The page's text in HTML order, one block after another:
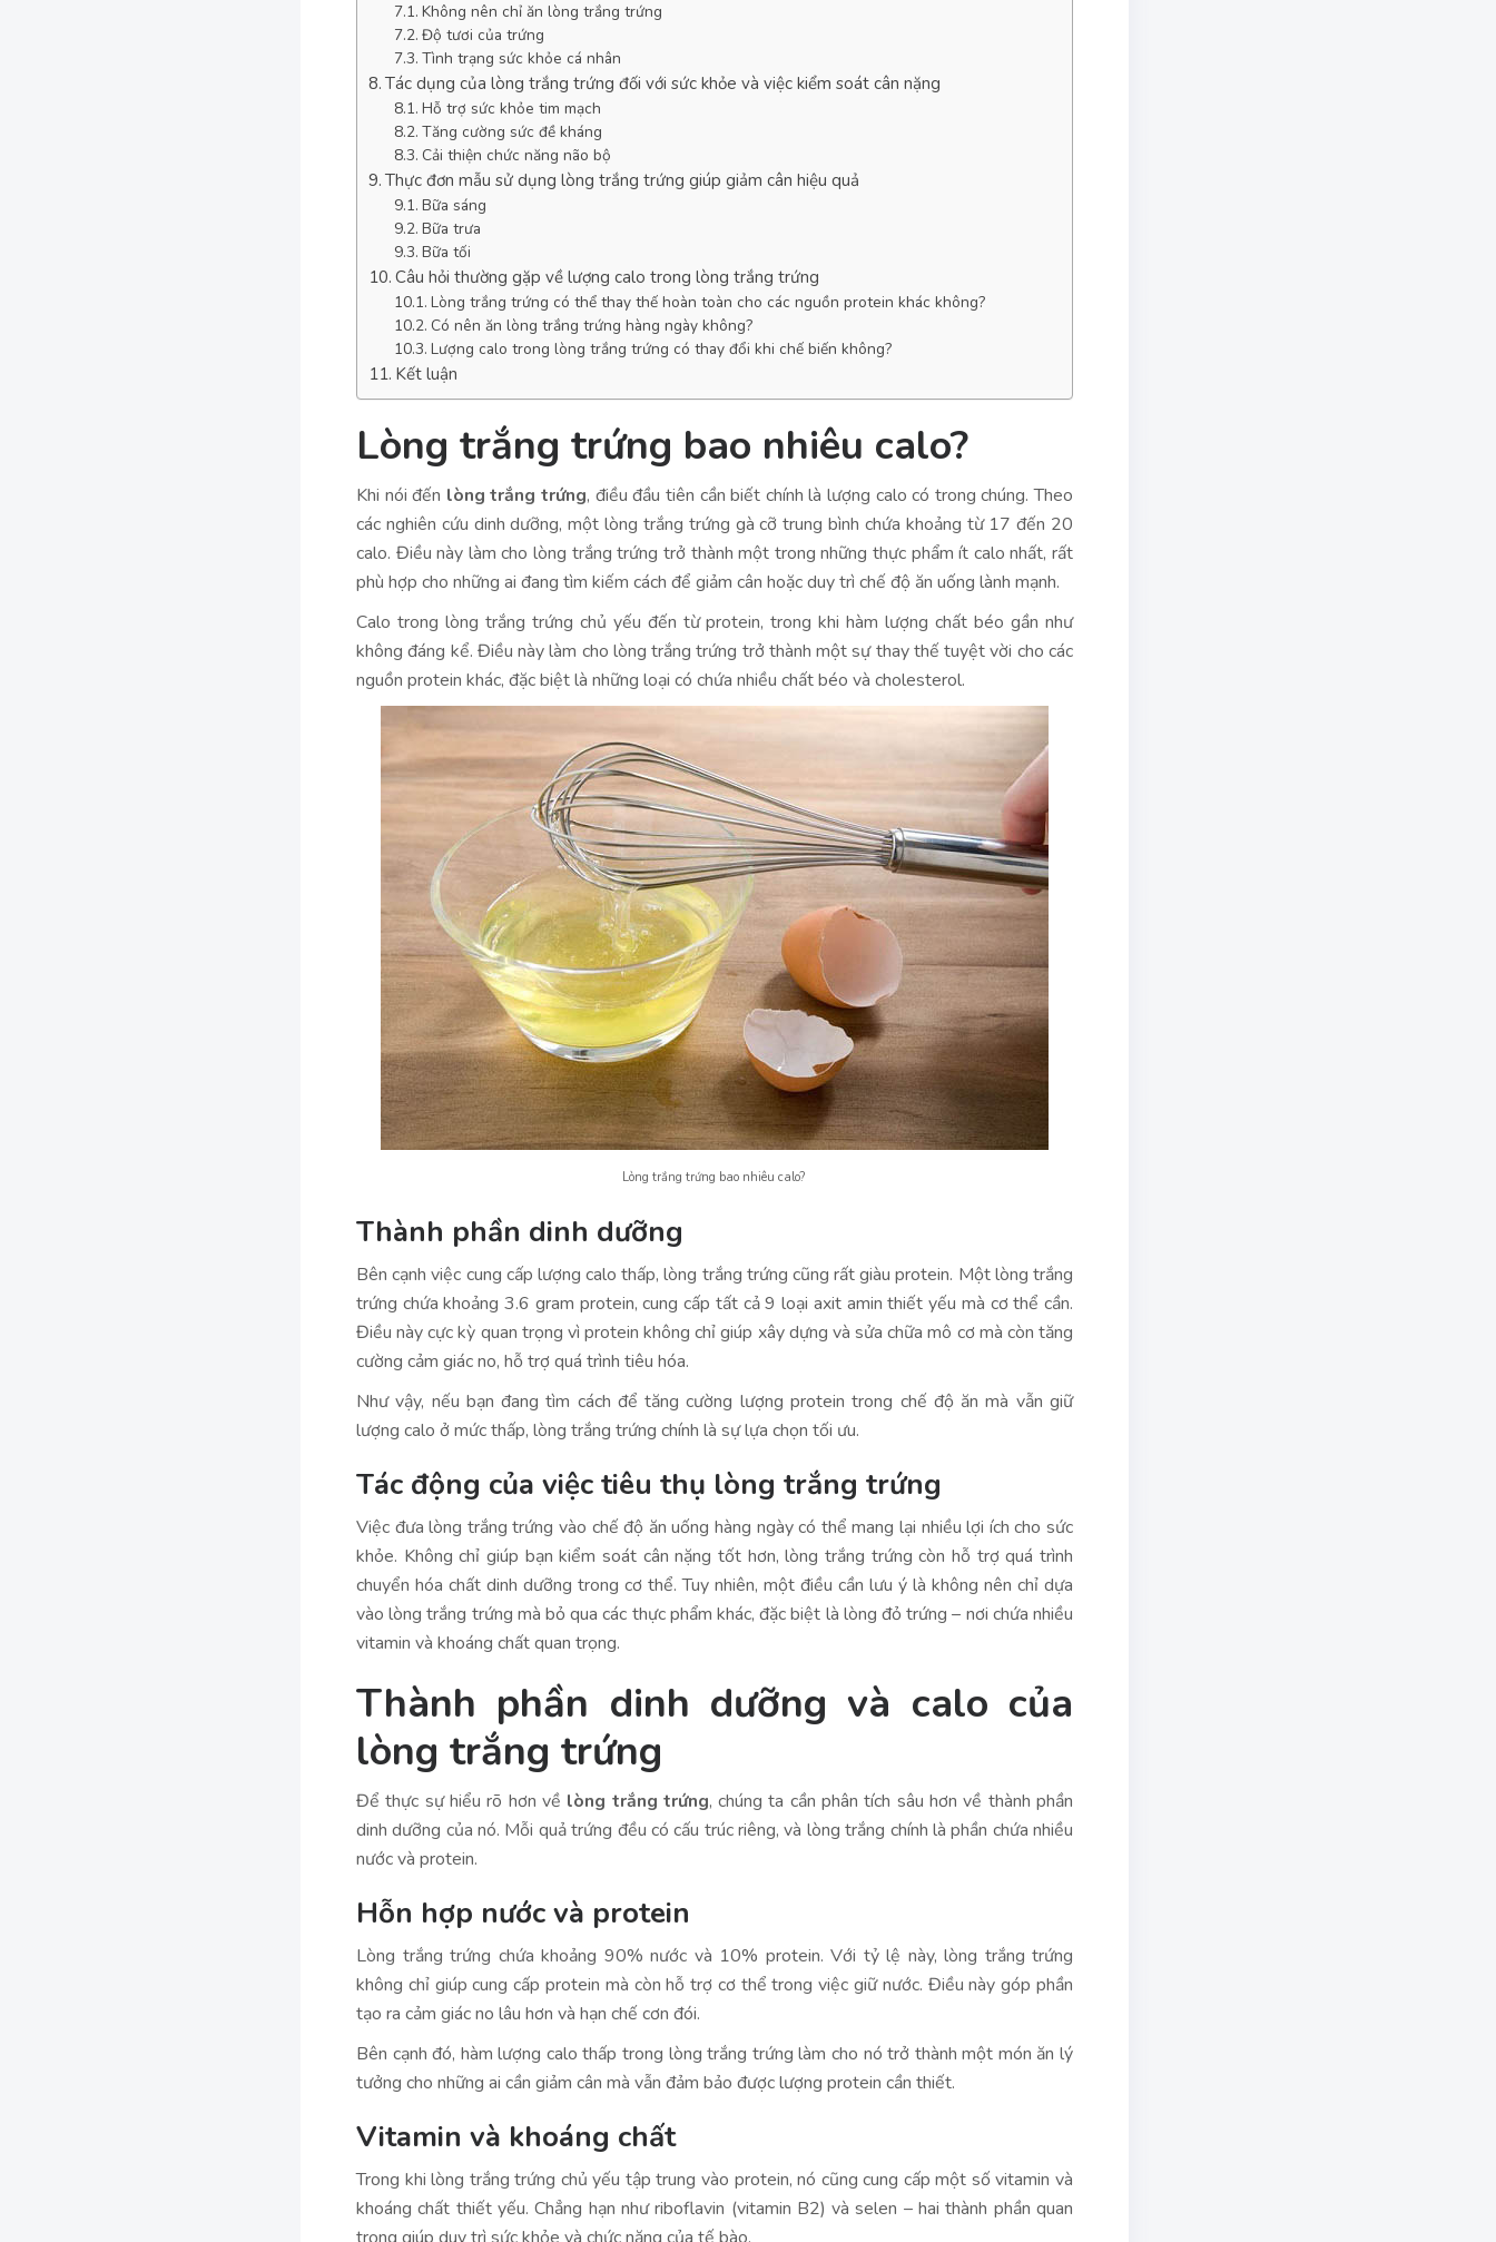
Không nên chỉ ăn lòng trắng trứng
Độ tươi của trứng
Tình trạng sức khỏe cá nhân
Tác dụng của lòng trắng trứng đối với sức khỏe và việc kiểm soát cân nặng
Hỗ trợ sức khỏe tim mạch
Tăng cường sức đề kháng
Cải thiện chức năng não bộ
Thực đơn mẫu sử dụng lòng trắng trứng giúp giảm cân hiệu quả
Bữa sáng
Bữa trưa
Bữa tối
Câu hỏi thường gặp về lượng calo trong lòng trắng trứng
Lòng trắng trứng có thể thay thế hoàn toàn cho các nguồn protein khác không?
Có nên ăn lòng trắng trứng hàng ngày không?
Lượng calo trong lòng trắng trứng có thay đổi khi chế biến không?
Kết luận
Lòng trắng trứng bao nhiêu calo?
Khi nói đến lòng trắng trứng, điều đầu tiên cần biết chính là lượng calo có trong chúng. Theo
các nghiên cứu dinh dưỡng, một lòng trắng trứng gà cỡ trung bình chứa khoảng từ 17 đến 20
calo. Điều này làm cho lòng trắng trứng trở thành một trong những thực phẩm ít calo nhất, rất
phù hợp cho những ai đang tìm kiếm cách để giảm cân hoặc duy trì chế độ ăn uống lành mạnh.
Calo trong lòng trắng trứng chủ yếu đến từ protein, trong khi hàm lượng chất béo gần như
không đáng kể. Điều này làm cho lòng trắng trứng trở thành một sự thay thế tuyệt vời cho các
nguồn protein khác, đặc biệt là những loại có chứa nhiều chất béo và cholesterol.
Lòng trắng trứng bao nhiêu calo?
Thành phần dinh dưỡng
Bên cạnh việc cung cấp lượng calo thấp, lòng trắng trứng cũng rất giàu protein. Một lòng trắng
trứng chứa khoảng 3.6 gram protein, cung cấp tất cả 9 loại axit amin thiết yếu mà cơ thể cần.
Điều này cực kỳ quan trọng vì protein không chỉ giúp xây dựng và sửa chữa mô cơ mà còn tăng
cường cảm giác no, hỗ trợ quá trình tiêu hóa.
Như vậy, nếu bạn đang tìm cách để tăng cường lượng protein trong chế độ ăn mà vẫn giữ
lượng calo ở mức thấp, lòng trắng trứng chính là sự lựa chọn tối ưu.
Tác động của việc tiêu thụ lòng trắng trứng
Việc đưa lòng trắng trứng vào chế độ ăn uống hàng ngày có thể mang lại nhiều lợi ích cho sức
khỏe. Không chỉ giúp bạn kiểm soát cân nặng tốt hơn, lòng trắng trứng còn hỗ trợ quá trình
chuyển hóa chất dinh dưỡng trong cơ thể. Tuy nhiên, một điều cần lưu ý là không nên chỉ dựa
vào lòng trắng trứng mà bỏ qua các thực phẩm khác, đặc biệt là lòng đỏ trứng – nơi chứa nhiều
vitamin và khoáng chất quan trọng.
Thành phần dinh dưỡng và calo của
lòng trắng trứng
Để thực sự hiểu rõ hơn về lòng trắng trứng, chúng ta cần phân tích sâu hơn về thành phần
dinh dưỡng của nó. Mỗi quả trứng đều có cấu trúc riêng, và lòng trắng chính là phần chứa nhiều
nước và protein.
Hỗn hợp nước và protein
Lòng trắng trứng chứa khoảng 90% nước và 10% protein. Với tỷ lệ này, lòng trắng trứng
không chỉ giúp cung cấp protein mà còn hỗ trợ cơ thể trong việc giữ nước. Điều này góp phần
tạo ra cảm giác no lâu hơn và hạn chế cơn đói.
Bên cạnh đó, hàm lượng calo thấp trong lòng trắng trứng làm cho nó trở thành một món ăn lý
tưởng cho những ai cần giảm cân mà vẫn đảm bảo được lượng protein cần thiết.
Vitamin và khoáng chất
Trong khi lòng trắng trứng chủ yếu tập trung vào protein, nó cũng cung cấp một số vitamin và
khoáng chất thiết yếu. Chẳng hạn như riboflavin (vitamin B2) và selen – hai thành phần quan